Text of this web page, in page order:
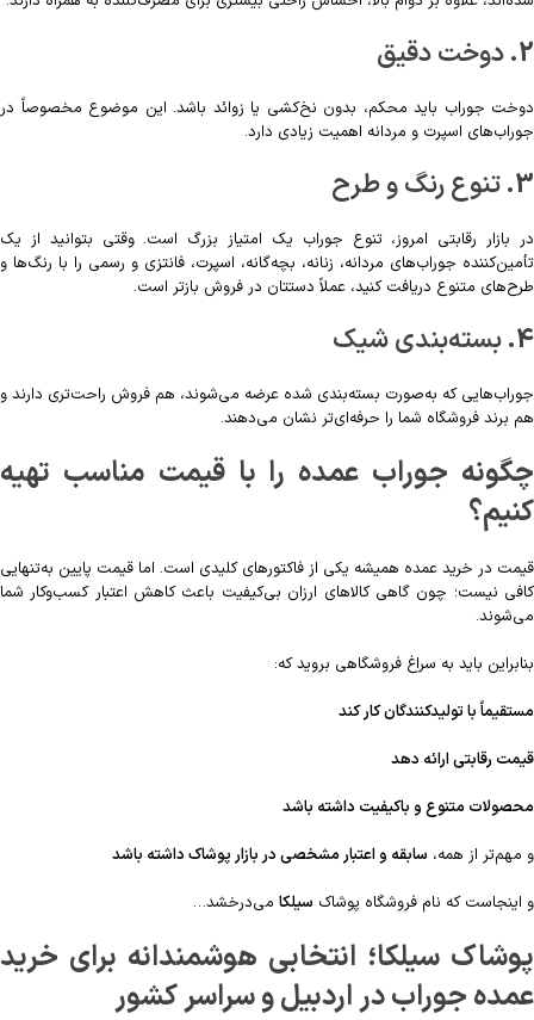
2. دوخت دقیق
دوخت جوراب باید محکم، بدون نخ‌کشی یا زوائد باشد. این موضوع مخصوصاً در
جوراب‌های اسپرت و مردانه اهمیت زیادی دارد.
3. تنوع رنگ و طرح
در بازار رقابتی امروز، تنوع جوراب یک امتیاز بزرگ است. وقتی بتوانید از یک
تأمین‌کننده جوراب‌های مردانه، زنانه، بچه‌گانه، اسپرت، فانتزی و رسمی را با رنگ‌ها و
طرح‌های متنوع دریافت کنید، عملاً دستتان در فروش بازتر است.
4. بسته‌بندی شیک
جوراب‌هایی که به‌صورت بسته‌بندی شده عرضه می‌شوند، هم فروش راحت‌تری دارند و
هم برند فروشگاه شما را حرفه‌ای‌تر نشان می‌دهند.
چگونه جوراب عمده را با قیمت مناسب تهیه
کنیم؟
قیمت در خرید عمده همیشه یکی از فاکتورهای کلیدی است. اما قیمت پایین به‌تنهایی
کافی نیست؛ چون گاهی کالاهای ارزان بی‌کیفیت باعث کاهش اعتبار کسب‌وکار شما
می‌شوند.
بنابراین باید به سراغ فروشگاهی بروید که:
مستقیماً با تولیدکنندگان کار کند
قیمت رقابتی ارائه دهد
محصولات متنوع و باکیفیت داشته باشد
و مهم‌تر از همه، سابقه و اعتبار مشخصی در بازار پوشاک داشته باشد
و اینجاست که نام فروشگاه پوشاک سیلکا می‌درخشد…
پوشاک سیلکا؛ انتخابی هوشمندانه برای خرید
عمده جوراب در اردبیل و سراسر کشور